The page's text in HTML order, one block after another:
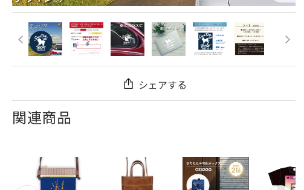
シェアする
関連商品